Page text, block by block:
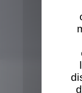
TBO s'adosse au
afin d'assurer la pérennité de